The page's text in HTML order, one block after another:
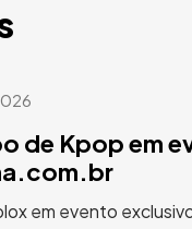
de Kpop em
em evento